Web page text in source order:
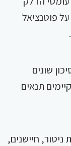
פוטנציאל
שונים
תנאים
חיישנים,